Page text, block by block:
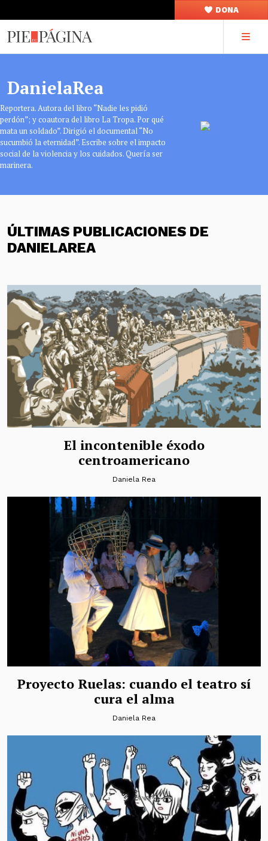
DONA
DanielaRea
Reportera. Autora del libro “Nadie les pidió
perdón”; y coautora del libro La Tropa. Por qué
mata un soldado”. Dirigió el documental “No
sucumbió la eternidad”. Escribe sobre el impacto
social de la violencia y los cuidados. Quería ser
marinera.
ÚLTIMAS PUBLICACIONES DE
DANIELAREA
El incontenible éxodo
centroamericano
Daniela Rea
Proyecto Ruelas: cuando el teatro sí
cura el alma
Daniela Rea